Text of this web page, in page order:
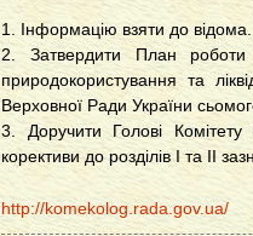
1. Інформацію взяти до відома.
2. Затвердити План роботи
природокористування та
Верховної Ради України
3. Доручити Голові
корективи до розділів I та II
http://komekolog.rada.gov.ua/